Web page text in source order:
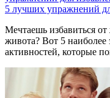
5 лучших упражнений
Мечтаешь избавиться
живота? Вот 5
активностей, которые